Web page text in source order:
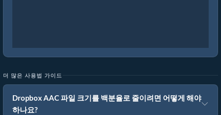
더 많은 사용법 가이드
Dropbox AAC 파일 크기를 백분율로 줄이려면 어떻게 해야
하나요?